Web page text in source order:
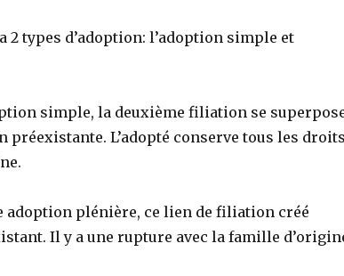
2 types d’adoption: l’adoption simple et
simple, la deuxième filiation se
L’adopté conserve tous les
adoption plénière, ce lien de filiation créé
Il y a une rupture avec la famille